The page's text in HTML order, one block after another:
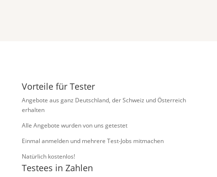
Vorteile für Tester
Angebote aus ganz Deutschland, der Schweiz und Österreich
erhalten
Alle Angebote wurden von uns getestet
Einmal anmelden und mehrere Test-Jobs mitmachen
Natürlich kostenlos!
Testees in Zahlen